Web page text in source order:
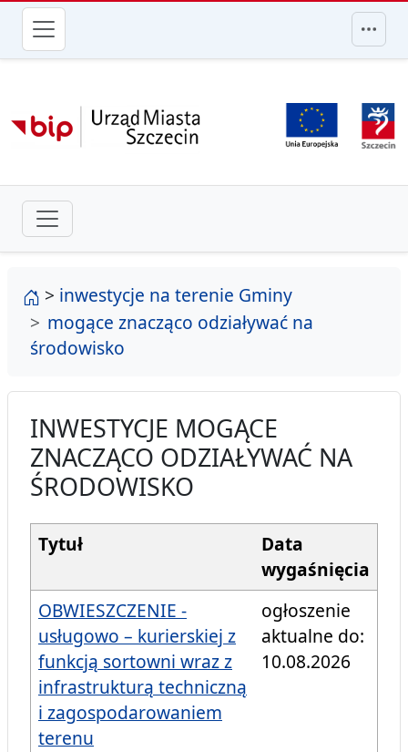
przejdź do głównego menu
strona główna
> inwestycje na terenie Gminy
mogące znacząco odziaływać na
środowisko
INWESTYCJE MOGĄCE
ZNACZĄCO ODZIAŁYWAĆ NA
ŚRODOWISKO
Tytuł
Data
wygaśnięcia
OBWIESZCZENIE -
usługowo – kurierskiej z
funkcją sortowni wraz z
infrastrukturą techniczną
i zagospodarowaniem
terenu
ogłoszenie
aktualne do:
10.08.2026